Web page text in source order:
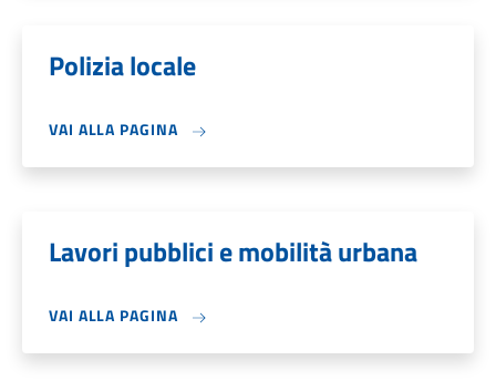
Polizia locale
VAI ALLA PAGINA
Lavori pubblici e mobilità urbana
VAI ALLA PAGINA